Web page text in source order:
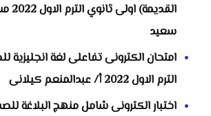
سعيد
امتحان الكترونى تفاعلى لغة انجليزية
الترم الاول 2022 أ/ عبدالمنعم كيلانى
اختبار الكترونى شامل منهج البلاغة